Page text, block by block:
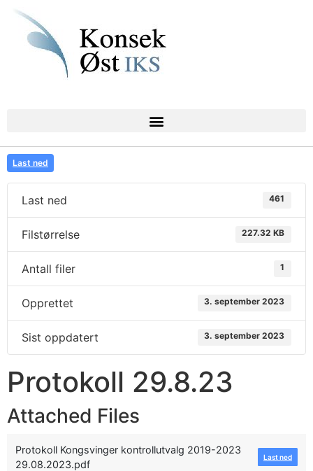
Last ned
Last ned 461
Filstørrelse 227.32 KB
Antall filer 1
Opprettet 3. september 2023
Sist oppdatert 3. september 2023
Protokoll 29.8.23
Attached Files
Protokoll Kongsvinger kontrollutvalg 2019-2023
29.08.2023.pdf
Last ned